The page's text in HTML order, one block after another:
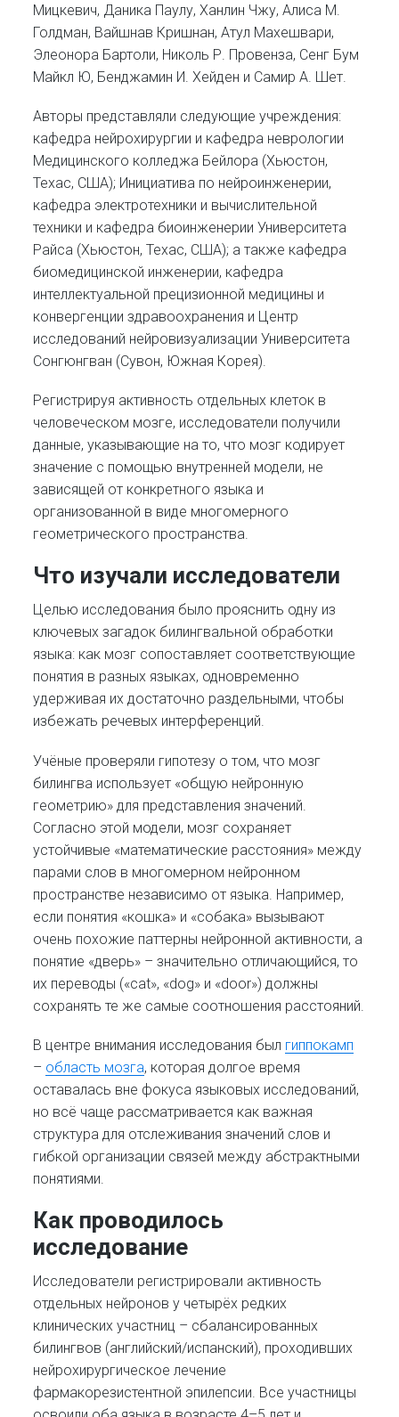
Мицкевич, Даника Паулу, Ханлин Чжу, Алиса М.
Голдман, Вайшнав Кришнан, Атул Махешвари,
Элеонора Бартоли, Николь Р. Провенза, Сенг Бум
Майкл Ю, Бенджамин И. Хейден и Самир А. Шет.
Авторы представляли следующие учреждения:
кафедра нейрохирургии и кафедра неврологии
Медицинского колледжа Бейлора (Хьюстон,
Техас, США); Инициатива по нейроинженерии,
кафедра электротехники и вычислительной
техники и кафедра биоинженерии Университета
Райса (Хьюстон, Техас, США); а также кафедра
биомедицинской инженерии, кафедра
интеллектуальной прецизионной медицины и
конвергенции здравоохранения и Центр
исследований нейровизуализации Университета
Сонгюнгван (Сувон, Южная Корея).
Регистрируя активность отдельных клеток в
человеческом мозге, исследователи получили
данные, указывающие на то, что мозг кодирует
значение с помощью внутренней модели, не
зависящей от конкретного языка и
организованной в виде многомерного
геометрического пространства.
Что изучали исследователи
Целью исследования было прояснить одну из
ключевых загадок билингвальной обработки
языка: как мозг сопоставляет соответствующие
понятия в разных языках, одновременно
удерживая их достаточно раздельными, чтобы
избежать речевых интерференций.
Учёные проверяли гипотезу о том, что мозг
билингва использует «общую нейронную
геометрию» для представления значений.
Согласно этой модели, мозг сохраняет
устойчивые «математические расстояния» между
парами слов в многомерном нейронном
пространстве независимо от языка. Например,
если понятия «кошка» и «собака» вызывают
очень похожие паттерны нейронной активности, а
понятие «дверь» – значительно отличающийся, то
их переводы («cat», «dog» и «door») должны
сохранять те же самые соотношения расстояний.
В центре внимания исследования был гиппокамп
– область мозга, которая долгое время
оставалась вне фокуса языковых исследований,
но всё чаще рассматривается как важная
структура для отслеживания значений слов и
гибкой организации связей между абстрактными
понятиями.
Как проводилось
исследование
Исследователи регистрировали активность
отдельных нейронов у четырёх редких
клинических участниц – сбалансированных
билингвов (английский/испанский), проходивших
нейрохирургическое лечение
фармакорезистентной эпилепсии. Все участницы